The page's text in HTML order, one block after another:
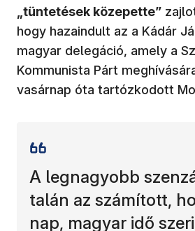
„tüntetések közepette”
hogy hazaindult az a Kádár
magyar delegáció, amely a
Kommunista Párt
vasárnap óta tartózkodott
A legnagyobb
talán az számított,
nap, magyar idő